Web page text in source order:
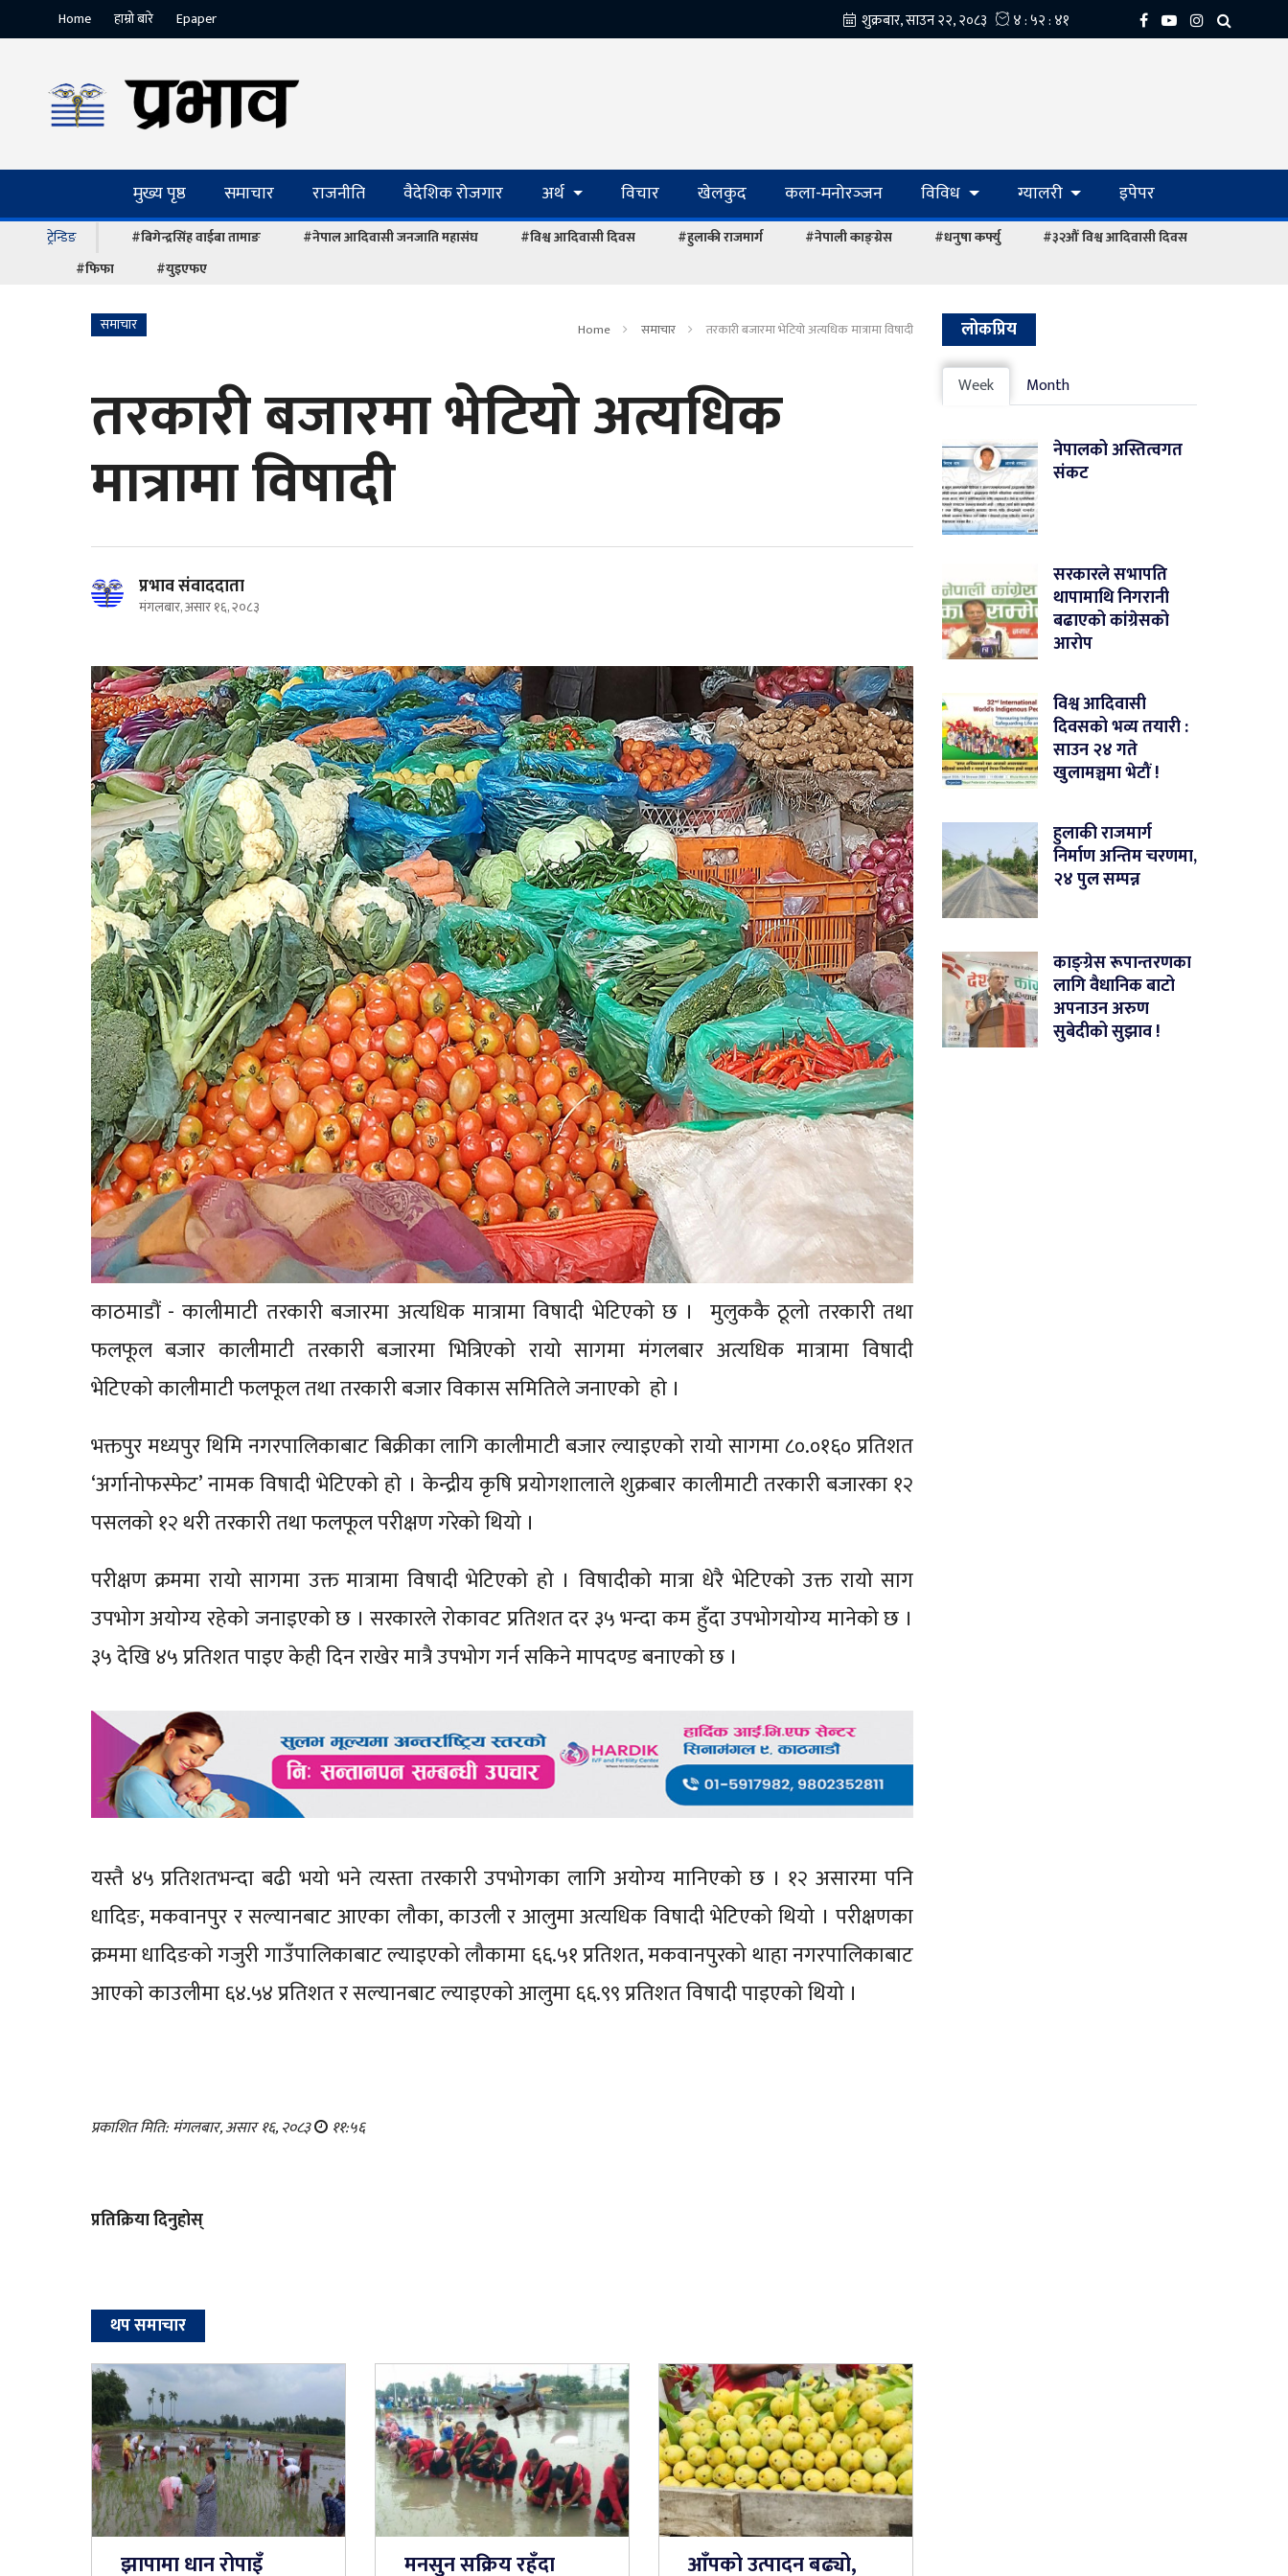
Home हाम्रो बारे Epaper
मुख्य पृष्ठ समाचार राजनीति वैदेशिक रोजगार अर्थ विचार खेलकुद कला-मनोरञ्‍जन विविध ग्यालरी इपेपर
ट्रेन्डिङ #बिगेन्द्रसिंह वाईबा तामाङ #नेपाल आदिवासी जनजाति महासंघ #विश्व आदिवासी दिवस #हुलाकी राजमार्ग #नेपाली काङ्ग्रेस #धनुषा कर्फ्यु
#३२औं विश्व आदिवासी दिवस
#फिफा
#युइएफए
समाचार Home समाचार तरकारी बजारमा भेटियाे अत्यधिक मात्रामा विषादी
तरकारी बजारमा भेटियाे अत्यधिक
मात्रामा विषादी
प्रभाव संवाददाता
मंगलबार, असार १६, २०८३
काठमाडौं - कालीमाटी तरकारी बजारमा अत्यधिक मात्रामा विषादी भेटिएकाे छ । मुलुककै ठूलो तरकारी तथा
फलफूल बजार कालीमाटी तरकारी बजारमा भित्रिएको रायो सागमा मंगलबार अत्यधिक मात्रामा विषादी
भेटिएको कालीमाटी फलफूल तथा तरकारी बजार विकास समितिले जनाएको हाे ।
भक्तपुर मध्यपुर थिमि नगरपालिकाबाट बिक्रीका लागि कालीमाटी बजार ल्याइएको रायो सागमा ८०.०१६० प्रतिशत
‘अर्गानोफस्फेट’ नामक विषादी भेटिएको हाे । केन्द्रीय कृषि प्रयोगशालाले शुक्रबार कालीमाटी तरकारी बजारका १२
पसलको १२ थरी तरकारी तथा फलफूल परीक्षण गरेको थियो ।
परीक्षण क्रममा रायो सागमा उक्त मात्रामा विषादी भेटिएको हो । विषादीको मात्रा धेरै भेटिएको उक्त रायो साग
उपभोग अयोग्य रहेको जनाइएको छ । सरकारले रोकावट प्रतिशत दर ३५ भन्दा कम हुँदा उपभोगयोग्य मानेको छ ।
३५ देखि ४५ प्रतिशत पाइए केही दिन राखेर मात्रै उपभोग गर्न सकिने मापदण्ड बनाएको छ ।
यस्तै ४५ प्रतिशतभन्दा बढी भयो भने त्यस्ता तरकारी उपभोगका लागि अयोग्य मानिएको छ । १२ असारमा पनि
धादिङ, मकवानपुर र सल्यानबाट आएका लौका, काउली र आलुमा अत्यधिक विषादी भेटिएको थियो । परीक्षणका
क्रममा धादिङको गजुरी गाउँपालिकाबाट ल्याइएको लौकामा ६६.५१ प्रतिशत, मकवानपुरको थाहा नगरपालिकाबाट
आएको काउलीमा ६४.५४ प्रतिशत र सल्यानबाट ल्याइएको आलुमा ६६.९९ प्रतिशत विषादी पाइएको थियो ।
प्रकाशित मिति: मंगलबार, असार १६, २०८३ ११:५६
प्रतिक्रिया दिनुहोस्
थप समाचार
झापामा धान रोपाइँ
मनसुन सक्रिय रहँदा
आँपको उत्पादन बढ्यो,
लोकप्रिय
Week Month
नेपालको अस्तित्वगत
संकट
सरकारले सभापति
थापामाथि निगरानी
बढाएको कांग्रेसको
आरोप
विश्व आदिवासी
दिवसको भव्य तयारी :
साउन २४ गते
खुलामञ्चमा भेटौं !
हुलाकी राजमार्ग
निर्माण अन्तिम चरणमा,
२४ पुल सम्पन्न
काङ्ग्रेस रूपान्तरणका
लागि वैधानिक बाटो
अपनाउन अरुण
सुबेदीको सुझाव !